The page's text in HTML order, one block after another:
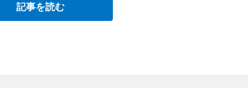
記事を読む